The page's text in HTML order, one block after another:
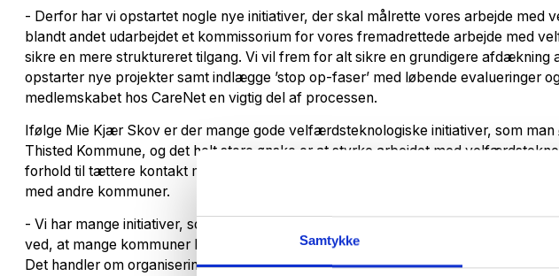
Samtykke
- Derfor har vi opstartet nogle nye initiativer, der skal målrette vores arbejde med
blandt andet udarbejdet et kommissorium for vores fremadrettede arbejde med
sikre en mere struktureret tilgang. Vi vil frem for alt sikre en grundigere afdækning
opstarter nye projekter samt indlægge ’stop op-faser’ med løbende evalueringer
medlemskabet hos CareNet en vigtig del af processen.
Ifølge Mie Kjær Skov er der mange gode velfærdsteknologiske initiativer, som man
Thisted Kommune, og det helt store ønske er at styrke arbejdet med
forhold til tættere kontakt med udbydere af løsningerne, men vigtigst af alt i forhold
med andre kommuner.
- Vi har mange initiativer, som vi gerne vil sætte i gang. Noget af det første er
ved, at mange kommuner har lavet grundige afprøvninger af begge dele, og det er
Det handler om organisering, hvem skal løse hvad og hvordan, og hvordan sikrer